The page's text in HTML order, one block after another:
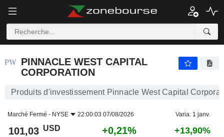
PINNACLE WEST CAPITAL
CORPORATION
Produits d'investissement Pinnacle West Capital
Marché Fermé - NYSE 22:00:03 07/08/2026 Varia. 1 janv.
101,03 USD +0,21% +13,90%